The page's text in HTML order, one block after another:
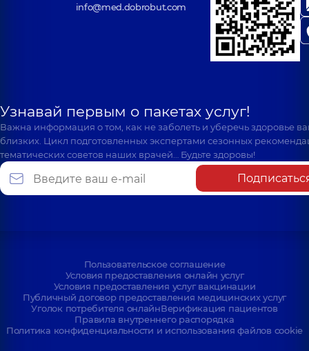
info@med.dobrobut.com
Узнавай первым о пакетах услуг!
Важна информация о том, как не заболеть и уберечь здоровье
близких. Цикл подготовленных экспертами сезонных
тематических советов наших врачей… Будьте здоровы!
Пользовательское соглашение
Условия предоставления онлайн услуг
Условия предоставления услуг вакцинации
Публичный договор предоставления медицинских услуг
Уголок потребителя онлайнВерификация пациентов
Правила внутреннего распорядка
Политика конфиденциальности и использования файлов cookie